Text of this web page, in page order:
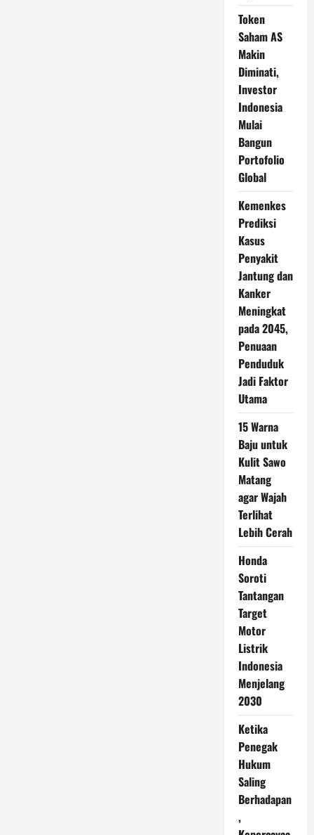
Token
Saham AS
Makin
Diminati,
Investor
Indonesia
Mulai
Bangun
Portofolio
Global
Kemenkes
Prediksi
Kasus
Penyakit
Jantung dan
Kanker
Meningkat
pada 2045,
Penuaan
Penduduk
Jadi Faktor
Utama
15 Warna
Baju untuk
Kulit Sawo
Matang
agar Wajah
Terlihat
Lebih Cerah
Honda
Soroti
Tantangan
Target
Motor
Listrik
Indonesia
Menjelang
2030
Ketika
Penegak
Hukum
Saling
Berhadapan
,